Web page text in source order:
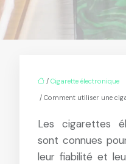
/ Cigarette électronique
/ Comment utiliser une
Les cigarettes
sont connues
leur fiabilité et